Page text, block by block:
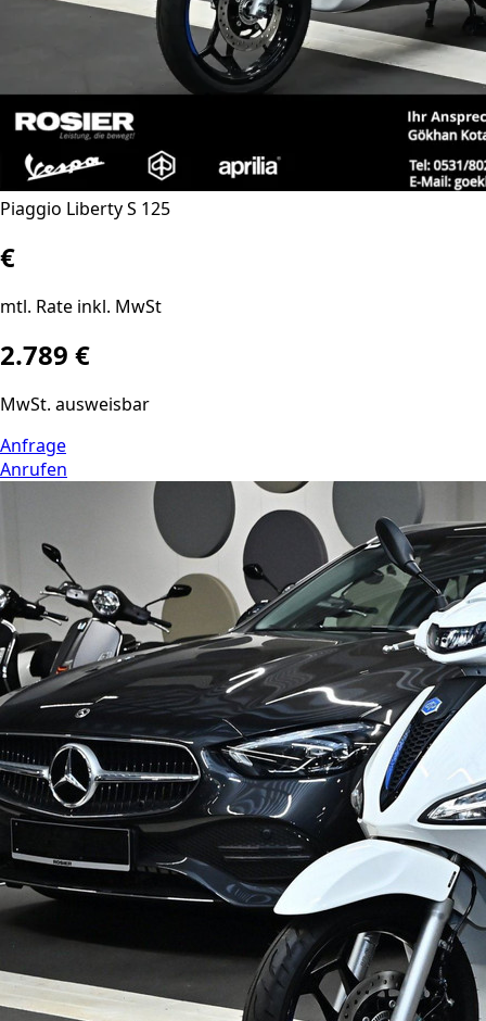
Piaggio Liberty S 125
€
mtl. Rate inkl. MwSt
2.789 €
MwSt. ausweisbar
Anfrage
Anrufen